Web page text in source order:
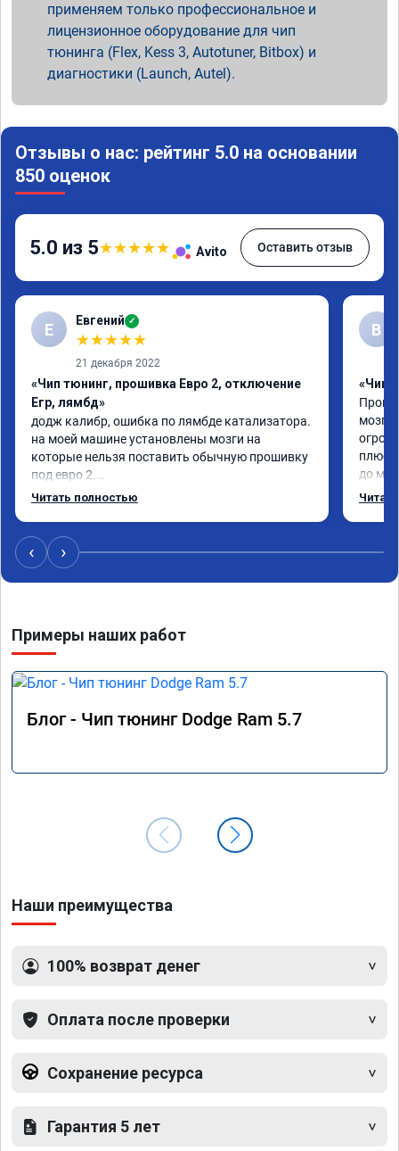
применяем только профессиональное и
лицензионное оборудование для чип
тюнинга (Flex, Kess 3, Autotuner, Bitbox) и
диагностики (Launch, Autel).
Отзывы о нас: рейтинг 5.0 на основании
850 оценок
5.0 из 5★★★★★ Avito Оставить отзыв
Е Евгений ✓
★★★★★
21 декабря 2022
«Чип тюнинг, прошивка Евро 2, отключение
Егр, лямбд»
додж калибр, ошибка по лямбде катализатора.
на моей машине установлены мозги на
которые нельзя поставить обычную прошивку
под евро 2.
обратился к Даниилу, он направил исходный
проехал уже 100 км ошибка не появилась,
машина едет хорошо.
хотя раньше после сброса ошибке выскакивал
Читать полностью
В
«Чип
плюс
до
Когда
газ,
в
‹ ›
Примеры наших работ
Блог - Чип тюнинг Dodge Ram 5.7
Наши преимущества
100% возврат денег
Оплата после проверки
Сохранение ресурса
Гарантия 5 лет